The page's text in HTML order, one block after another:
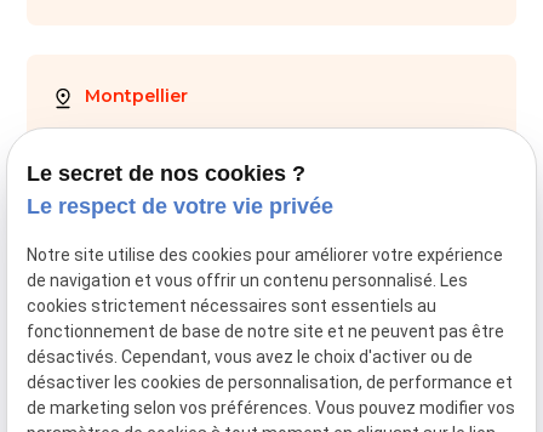
Montpellier
28 Av. de Maurin
34000 Montpellier
04 67 59 70 05
SIRET :44034651800028
Mentions légales
Le secret de nos cookies ?
Le respect de votre vie privée
Notre site utilise des cookies pour améliorer votre expérience
de navigation et vous offrir un contenu personnalisé. Les
cookies strictement nécessaires sont essentiels au
fonctionnement de base de notre site et ne peuvent pas être
désactivés. Cependant, vous avez le choix d'activer ou de
désactiver les cookies de personnalisation, de performance et
de marketing selon vos préférences. Vous pouvez modifier vos